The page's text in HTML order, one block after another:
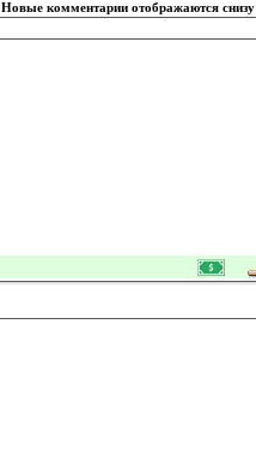
Новые комментарии отображаются снизу